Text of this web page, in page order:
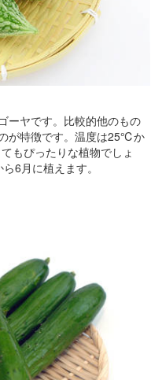
ーヤです。比較的他のもの
が特徴です。温度は25℃か
もぴったりな植物でしょ
6月に植えます。